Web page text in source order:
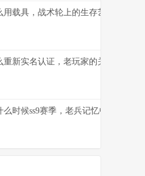
用载具，战术轮上的生存艺术,副标
重新实名认证，老玩家的关键指南副
时候ss9赛季，老兵记忆中的战术